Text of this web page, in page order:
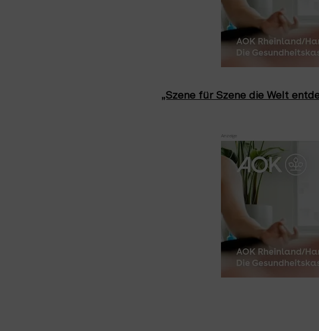
„Szene für Szene die Welt